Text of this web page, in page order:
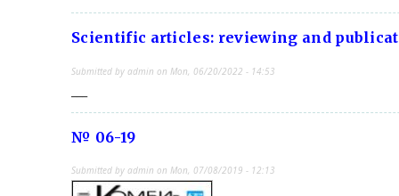
Scientific articles: reviewing and
Submitted by admin on Mon, 06/20/2022 - 14:53
№ 06-19
Submitted by admin on Mon, 07/08/2019 - 12:13